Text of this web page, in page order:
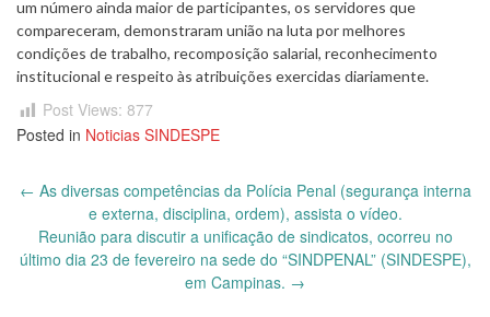
um número ainda maior de participantes, os servidores que
compareceram, demonstraram união na luta por melhores
condições de trabalho, recomposição salarial, reconhecimento
institucional e respeito às atribuições exercidas diariamente.
Post Views: 877
Posted in Noticias SINDESPE
Post
navigation
← As diversas competências da Polícia Penal (segurança interna
e externa, disciplina, ordem), assista o vídeo.
Reunião para discutir a unificação de sindicatos, ocorreu no
último dia 23 de fevereiro na sede do “SINDPENAL” (SINDESPE),
em Campinas. →